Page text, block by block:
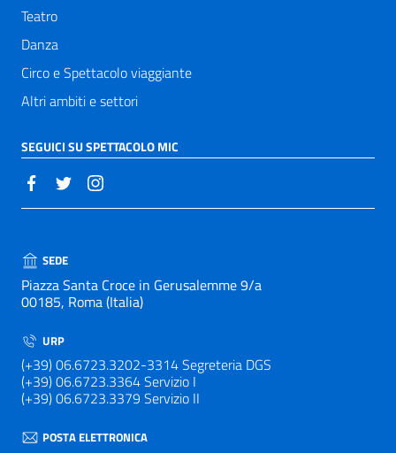
Teatro
Danza
Circo e Spettacolo viaggiante
Altri ambiti e settori
SEGUICI SU SPETTACOLO MIC
SEDE
Piazza Santa Croce in Gerusalemme 9/a
00185, Roma (Italia)
URP
(+39) 06.6723.3202-3314 Segreteria DGS
(+39) 06.6723.3364 Servizio I
(+39) 06.6723.3379 Servizio II
POSTA ELETTRONICA